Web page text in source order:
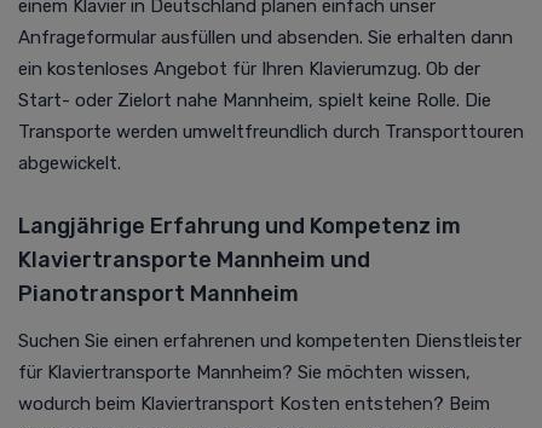
einem Klavier in Deutschland planen einfach unser
Anfrageformular ausfüllen und absenden. Sie erhalten dann
ein kostenloses Angebot für Ihren Klavierumzug. Ob der
Start- oder Zielort nahe Mannheim, spielt keine Rolle. Die
Transporte werden umweltfreundlich durch Transporttouren
abgewickelt.
Langjährige Erfahrung und Kompetenz im
Klaviertransporte Mannheim und
Pianotransport Mannheim
Suchen Sie einen erfahrenen und kompetenten Dienstleister
für Klaviertransporte Mannheim? Sie möchten wissen,
wodurch beim Klaviertransport Kosten entstehen? Beim